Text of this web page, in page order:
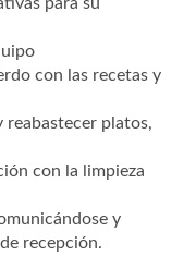
con las recetas y
reabastecer platos,
con la limpieza
y
recepción.